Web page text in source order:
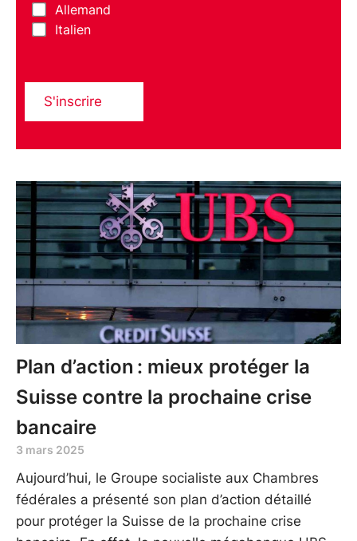
Allemand
Italien
S'inscrire
Plan d’action : mieux protéger la
Suisse contre la prochaine crise
bancaire
3 mars 2025
Aujourd’hui, le Groupe socialiste aux Chambres
fédérales a présenté son plan d’action détaillé
pour protéger la Suisse de la prochaine crise